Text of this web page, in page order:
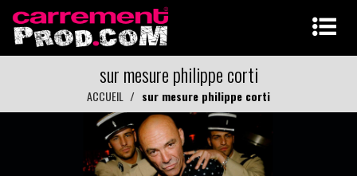
sur mesure philippe corti
ACCUEIL sur mesure philippe corti